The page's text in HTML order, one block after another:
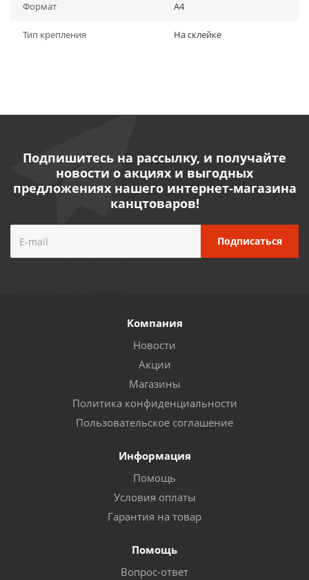
Формат A4
Тип крепления На склейке
Подпишитесь на рассылку, и получайте
новости о акциях и выгодных
предложениях нашего интернет-магазина
канцтоваров!
Компания
Новости
Акции
Магазины
Политика конфиденциальности
Пользовательское соглашение
Информация
Помощь
Условия оплаты
Гарантия на товар
Помощь
Вопрос-ответ